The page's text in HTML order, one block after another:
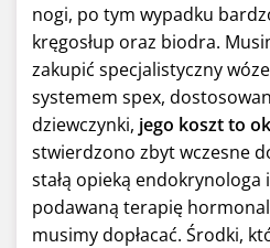
nogi, po tym wypadku
kręgosłup oraz biodra.
zakupić specjalistyczny
systemem spex,
dziewczynki, jego koszt to
stwierdzono zbyt wczesne
stałą opieką endokrynologa
podawaną terapię
musimy dopłacać. Środki,